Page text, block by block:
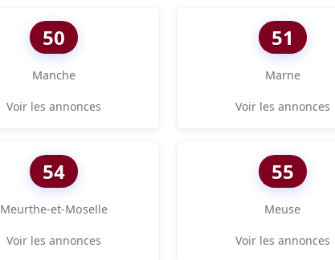
50
Manche
Voir les annonces
51
Marne
Voir les annonces
54
Meurthe-et-Moselle
Voir les annonces
55
Meuse
Voir les annonces